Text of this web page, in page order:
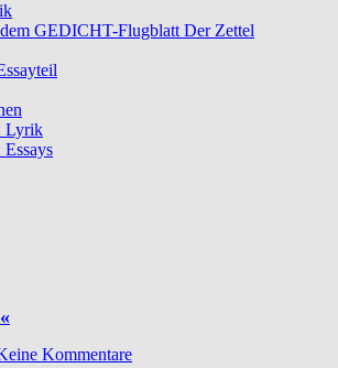
GEDICHT-Flugblatt Der Zettel
Lyrik
Kommentare